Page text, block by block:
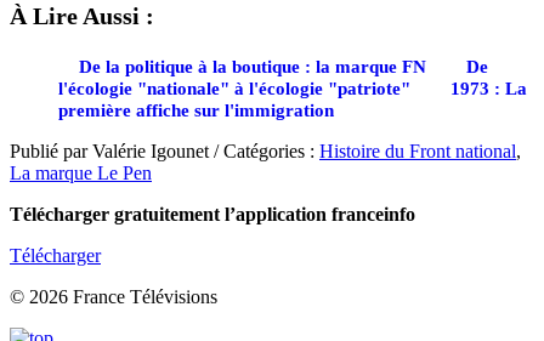
À Lire Aussi :
De la politique à la boutique : la marque FN
De
l'écologie "nationale" à l'écologie "patriote"
1973 : La
première affiche sur l'immigration
Publié par Valérie Igounet / Catégories : Histoire du Front national,
La marque Le Pen
Télécharger gratuitement l’application franceinfo
Télécharger
© 2026 France Télévisions